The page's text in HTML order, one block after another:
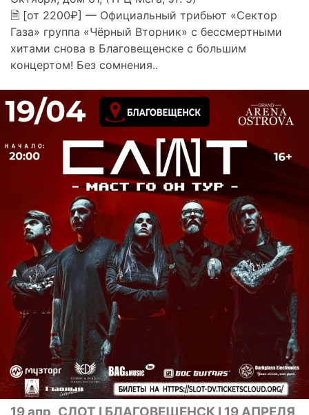
🗎 [от 2200₽] — Официальный трибьют «Сектор
Газа» группа «Чёрный Вторник» с бессмертными
хитами снова в Благовещенске с большим
концертом! Без сомнения..